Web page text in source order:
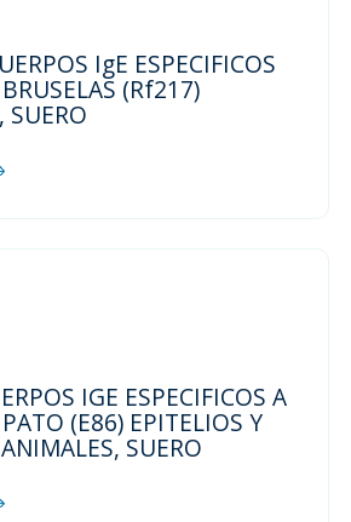
IgE ESPECIFICOS
(Rf217)
SUERO
IGE ESPECIFICOS A
(E86) EPITELIOS Y
SUERO